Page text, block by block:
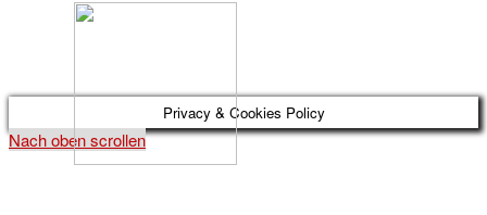
Privacy & Cookies Policy
Nach oben scrollen